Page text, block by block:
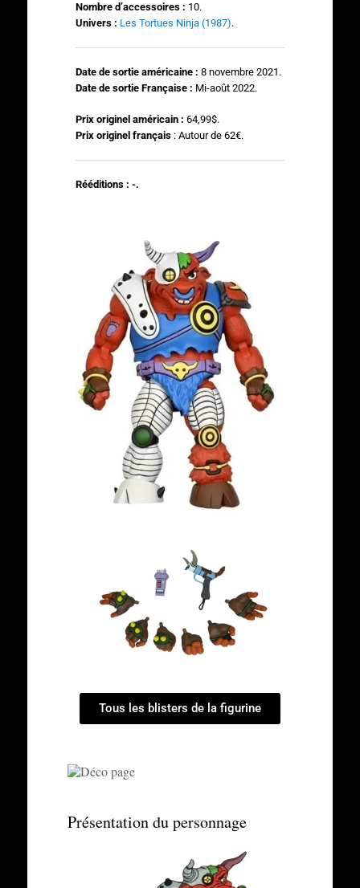
Nombre d’accessoires : 10.
Univers : Les Tortues Ninja (1987).
Date de sortie américaine : 8 novembre 2021.
Date de sortie Française : Mi-août 2022.
Prix originel américain : 64,99$.
Prix originel français: Autour de 62€.
Rééditions : -.
Tous les blisters de la figurine
Présentation du personnage